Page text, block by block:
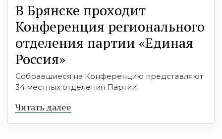
В Брянске проходит
Конференция регионального
отделения партии «Единая
Россия»
Собравшиеся на Конференцию представляют
34 местных отделения Партии
Читать далее